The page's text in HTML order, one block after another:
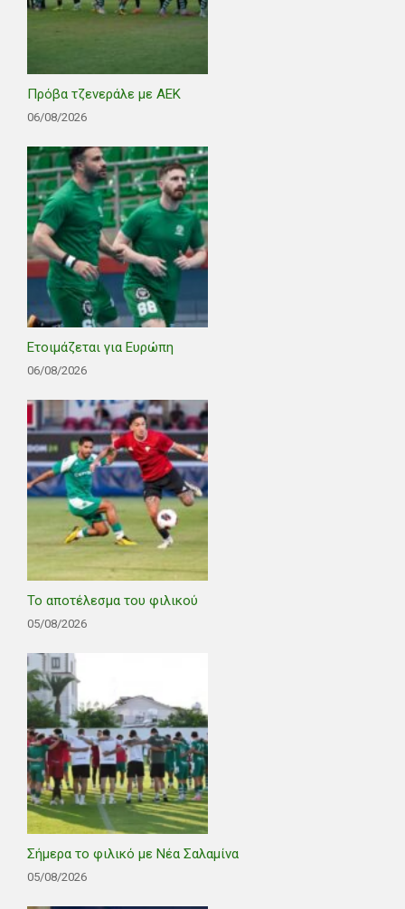
Πρόβα τζενεράλε με ΑΕΚ
06/08/2026
Ετοιμάζεται για Ευρώπη
06/08/2026
Το αποτέλεσμα του φιλικού
05/08/2026
Σήμερα το φιλικό με Νέα Σαλαμίνα
05/08/2026